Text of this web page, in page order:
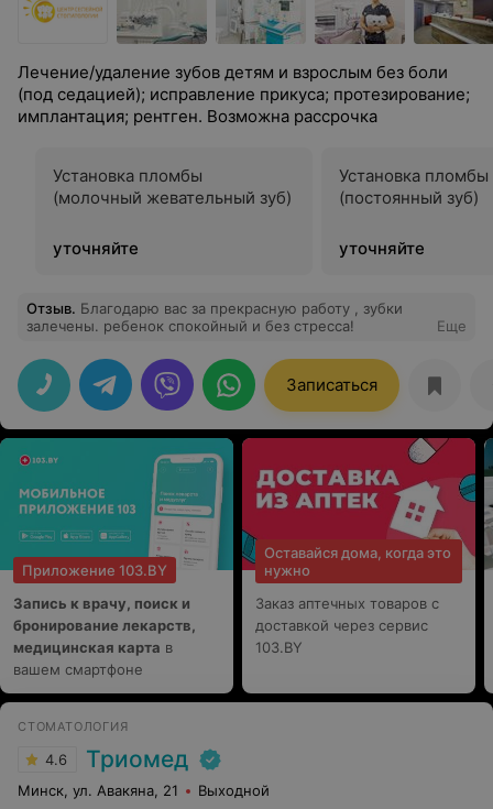
Лечение/удаление зубов детям и взрослым без боли
(под седацией); исправление прикуса; протезирование;
имплантация; рентген. Возможна рассрочка
Установка пломбы
(молочный жевательный зуб)
уточняйте
Установка пломбы
(постоянный зуб)
уточняйте
Отзыв. Благодарю вас за прекрасную работу , зубки
залечены. ребенок спокойный и без стресса!
Еще
Записаться
Приложение 103.BY
Запись к врачу, поиск и
бронирование лекарств,
медицинская карта в
вашем смартфоне
Оставайся дома, когда это
нужно
Заказ аптечных товаров с
доставкой через сервис
103.BY
СТОМАТОЛОГИЯ
4.6 Триомед
Минск, ул. Авакяна, 21 Выходной